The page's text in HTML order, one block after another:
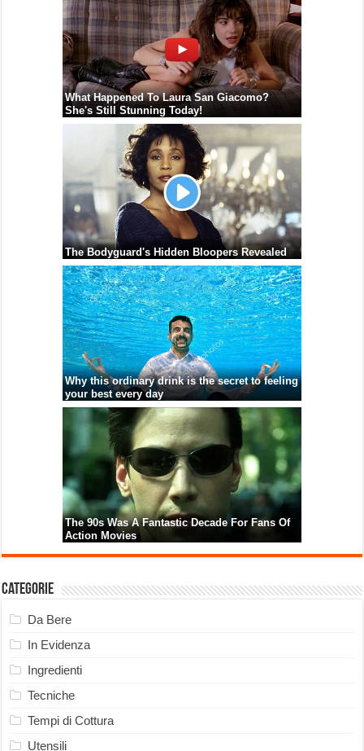
Categorie
Da Bere
In Evidenza
Ingredienti
Tecniche
Tempi di Cottura
Utensili